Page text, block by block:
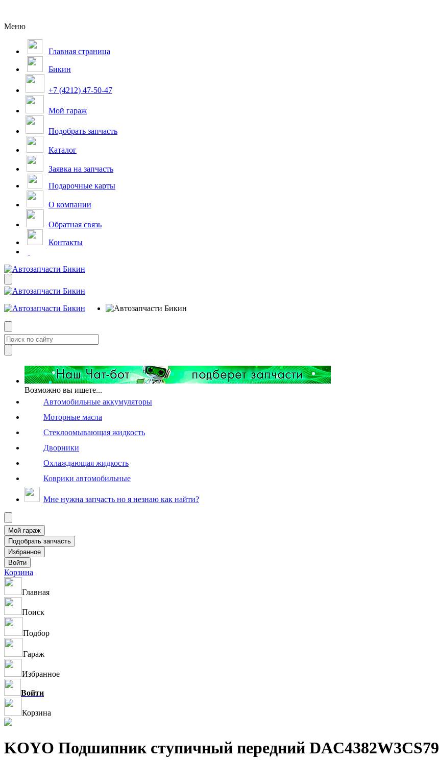
Меню
Главная страница
Бикин
+7 (4212) 47-50-47
Мой гараж
Подобрать запчасть
Каталог
Заявка на запчасть
Подарочные карты
О компании
Обратная связь
Контакты
Возможно вы ищете...
Автомобильные аккумуляторы
Моторные масла
Стеклоомывающая жидкость
Дворники
Охлаждающая жидкость
Коврики автомобильные
Мне нужна запчасть но я незнаю как найти?
Корзина
Главная
Поиск
Подбор
Гараж
Избранное
Войти
Корзина
KOYO Подшипник ступичный передний DAC4382W3CS79